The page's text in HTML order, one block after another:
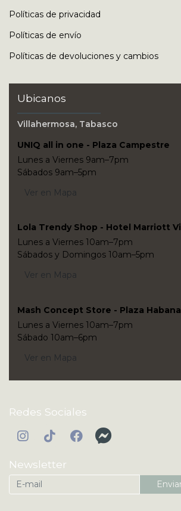
Políticas de privacidad
Políticas de envío
Políticas de devoluciones y cambios
Ubicanos
Villahermosa, Tabasco
UNIQ all in one - Plaza Campestre
Lunes a Viernes 9am–7pm
Sábados 9am–5pm
Ver en Mapa
Lola Trendy Shop - Hotel Marriott
Lunes a Viernes 10am–7pm
Sábados y Domingos 10am–5pm
Ver en Mapa
Mash Concept Store - Plaza Habana
Lunes a Viernes 10am–7pm
Sábado 10am–6pm
Ver en Mapa
Redes Sociales
Newsletter